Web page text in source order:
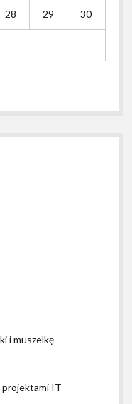
28 29 30
i muszelkę
projektami IT